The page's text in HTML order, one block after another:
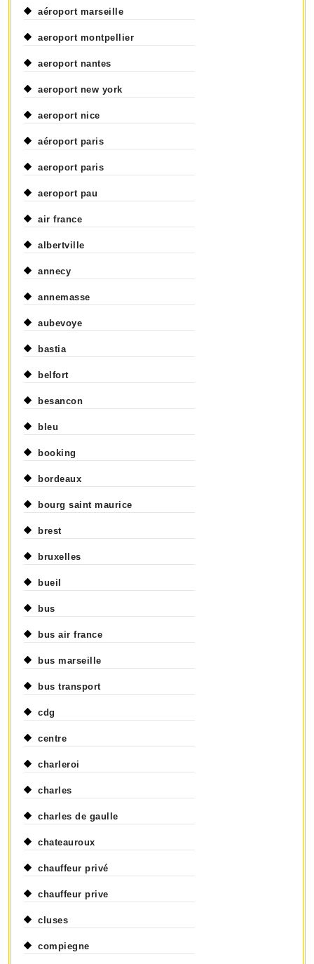
aéroport marseille
aeroport montpellier
aeroport nantes
aeroport new york
aeroport nice
aéroport paris
aeroport paris
aeroport pau
air france
albertville
annecy
annemasse
aubevoye
bastia
belfort
besancon
bleu
booking
bordeaux
bourg saint maurice
brest
bruxelles
bueil
bus
bus air france
bus marseille
bus transport
cdg
centre
charleroi
charles
charles de gaulle
chateauroux
chauffeur privé
chauffeur prive
cluses
compiegne